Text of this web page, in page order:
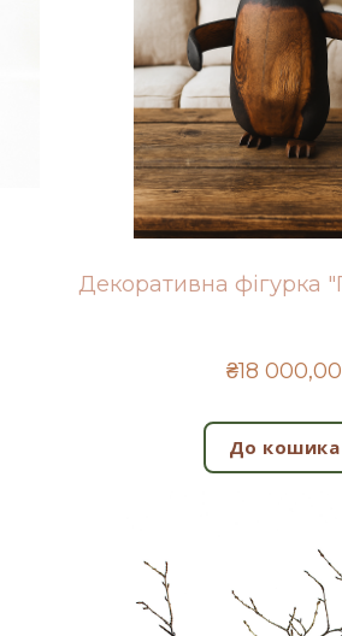
Декоративна фігурка
₴18 000,00
До кошика